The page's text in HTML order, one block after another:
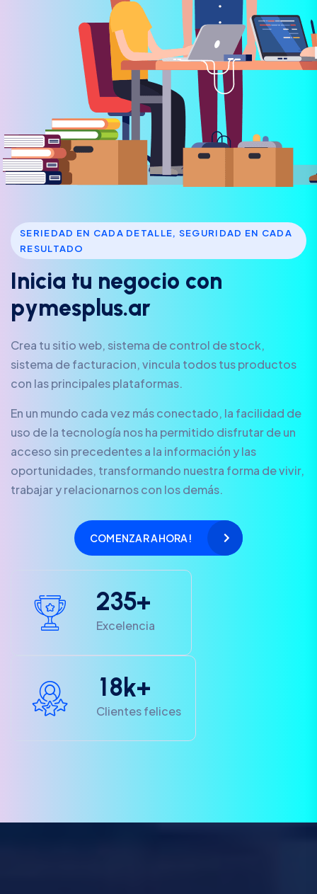
SERIEDAD EN CADA DETALLE, SEGURIDAD EN CADA
RESULTADO
Inicia tu negocio con
pymesp us.ar
Crea tu sitio web, sistema de control de stock,
sistema de facturacion, vincula todos tus productos
con las principales plataformas.
En un mundo cada vez más conectado, la facilidad de
uso de la tecnología nos ha permitido disfrutar de un
acceso sin precedentes a la información y las
oportunidades, transformando nuestra forma de vivir,
trabajar y relacionarnos con los demás.
COMENZAR AHORA!
235+
Excelencia
18k+
Clientes felices